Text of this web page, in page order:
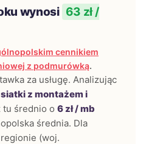
wynosi 63 zł /
cennikiem
z podmurówką.
za usługę. Analizując
z montażem i
tu średnio o 6 zł / mb
średnia. Dla
(woj.